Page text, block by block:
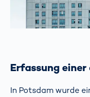
Erfassung
In Potsdam wurde